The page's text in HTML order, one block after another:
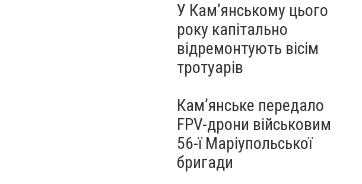
У Кам’янському цього
року капітально
відремонтують вісім
тротуарів
Кам’янське передало
FPV-дрони військовим
56-ї Маріупольської
бригади